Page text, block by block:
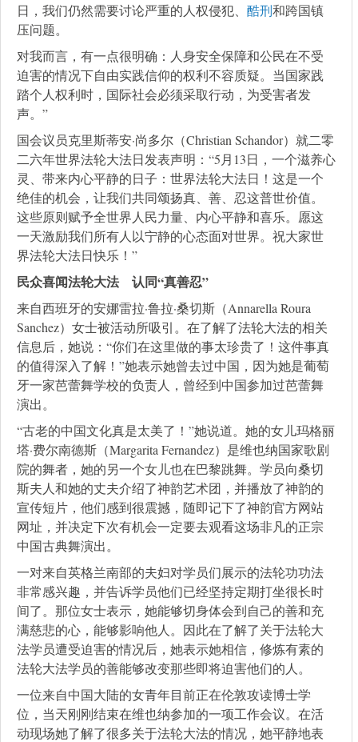
日，我们仍然需要讨论严重的人权侵犯、 酷刑和跨国镇
压问题。
对我而言，有一点很明确：人身安全保障和公民在不受
迫害的情况下自由实践信仰的权利不容质疑。当国家践
踏个人权利时，国际社会必须采取行动，为受害者发
声。”
国会议员克里斯蒂安·尚多尔（Christian Schandor）就二零
二六年世界法轮大法日发表声明：“5月13日，一个滋养心
灵、带来内心平静的日子：世界法轮大法日！这是一个
绝佳的机会，让我们共同颂扬真、善、忍这普世价值。
这些原则赋予全世界人民力量、内心平静和喜乐。愿这
一天激励我们所有人以宁静的心态面对世界。祝大家世
界法轮大法日快乐！”
民众喜闻法轮大法 认同“真善忍”
来自西班牙的安娜雷拉·鲁拉·桑切斯（Annarella Roura
Sanchez）女士被活动所吸引。在了解了法轮大法的相关
信息后，她说：“你们在这里做的事太珍贵了！这件事真
的值得深入了解！”她表示她曾去过中国，因为她是葡萄
牙一家芭蕾舞学校的负责人，曾经到中国参加过芭蕾舞
演出。
“古老的中国文化真是太美了！”她说道。她的女儿玛格丽
塔·费尔南德斯（Margarita Fernandez）是维也纳国家歌剧
院的舞者，她的另一个女儿也在巴黎跳舞。学员向桑切
斯夫人和她的丈夫介绍了神韵艺术团，并播放了神韵的
宣传短片，他们感到很震撼，随即记下了神韵官方网站
网址，并决定下次有机会一定要去观看这场非凡的正宗
中国古典舞演出。
一对来自英格兰南部的夫妇对学员们展示的法轮功功法
非常感兴趣，并告诉学员他们已经坚持定期打坐很长时
间了。那位女士表示，她能够切身体会到自己的善和充
满慈悲的心，能够影响他人。因此在了解了关于法轮大
法学员遭受迫害的情况后，她表示她相信，修炼有素的
法轮大法学员的善能够改变那些即将迫害他们的人。
一位来自中国大陆的女青年目前正在伦敦攻读博士学
位，当天刚刚结束在维也纳参加的一项工作会议。在活
动现场她了解了很多关于法轮大法的情况，她平静地表